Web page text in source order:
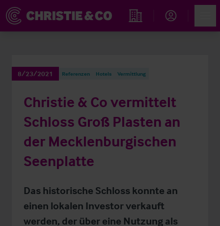
Immobiliensuche
8/23/2021 Referenzen Hotels Vermittlung
Christie & Co vermittelt
Schloss Groß Plasten an
der Mecklenburgischen
Seenplatte
Das historische Schloss konnte an
einen lokalen Investor verkauft
werden, der über eine Nutzung als